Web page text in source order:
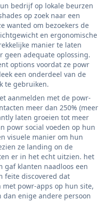
bedrijf op lokale beurzen
op zoek naar een
wanted om bezoekers de
en ergonomische
manier te laten
geen adequate oplossing.
options voordat ze powr
een onderdeel van de
te gebruiken.
aanmelden met de powr-
meer dan 250% (meer
laten groeien tot meer
powr social voeden op hun
visuele manier om hun
ze landing on de
er in het echt uitzien. het
gaf klanten naadloos een
feite discovered dat
powr-apps op hun site,
dan enige andere persoon